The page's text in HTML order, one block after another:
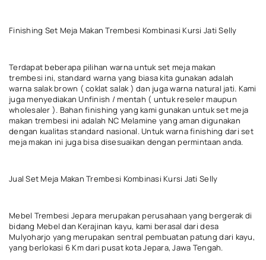
Finishing Set Meja Makan Trembesi Kombinasi Kursi Jati Selly
Terdapat beberapa pilihan warna untuk set meja makan
trembesi ini, standard warna yang biasa kita gunakan adalah
warna salak brown ( coklat salak ) dan juga warna natural jati. Kami
juga menyediakan Unfinish / mentah ( untuk reseler maupun
wholesaler ). Bahan finishing yang kami gunakan untuk set meja
makan trembesi ini adalah NC Melamine yang aman digunakan
dengan kualitas standard nasional. Untuk warna finishing dari set
meja makan ini juga bisa disesuaikan dengan permintaan anda.
Jual Set Meja Makan Trembesi Kombinasi Kursi Jati Selly
Mebel Trembesi Jepara merupakan perusahaan yang bergerak di
bidang Mebel dan Kerajinan kayu, kami berasal dari desa
Mulyoharjo yang merupakan sentral pembuatan patung dari kayu,
yang berlokasi 6 Km dari pusat kota Jepara, Jawa Tengah.